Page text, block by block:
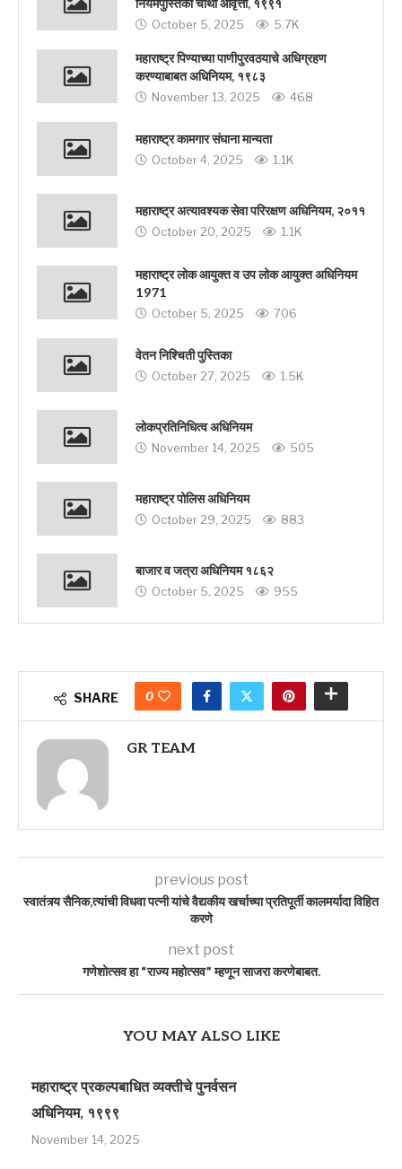
नियमपुस्तिका चौथी आवृत्ती, १९९१
October 5, 2025 5.7K
महाराष्ट्र पिण्याच्या पाणीपुरवठयाचे अधिग्रहण
करण्याबाबत अधिनियम, १९८३
November 13, 2025 468
महाराष्ट्र कामगार संघाना मान्यता
October 4, 2025 1.1K
महाराष्ट्र अत्यावश्यक सेवा परिरक्षण अधिनियम, २०११
October 20, 2025 1.1K
महाराष्ट्र लोक आयुक्त व उप लोक आयुक्त अधिनियम
1971
October 5, 2025 706
वेतन निश्चिती पुस्तिका
October 27, 2025 1.5K
लोकप्रतिनिधित्व अधिनियम
November 14, 2025 505
महाराष्ट्र पोलिस अधिनियम
October 29, 2025 883
बाजार व जत्रा अधिनियम १८६२
October 5, 2025 955
SHARE 0
GR TEAM
previous post
स्वातंत्र्य सैनिक,त्यांची विधवा पत्नी यांचे वैद्यकीय खर्चाच्या प्रतिपूर्ती कालमर्यादा विहित
करणे
next post
गणेशोत्सव हा “राज्य महोत्सव” म्हणून साजरा करणेबाबत.
YOU MAY ALSO LIKE
महाराष्ट्र प्रकल्पबाधित व्यक्तीचे पुनर्वसन
अधिनियम, १९९९
November 14, 2025